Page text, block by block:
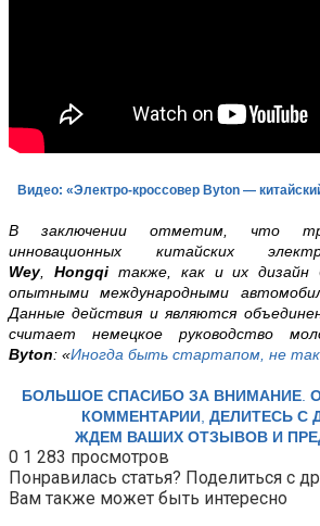
Видео: «Электро-кроссовер Byton —
В заключении отметим, что
инновационных китайских
Wey, Hongqi также, как и их дизайн
опытными международными
Данные действия и являются
считает немецкое руководство
Byton: «Иногда быть стартапом, не так
БОЛЬШОЕ СПАСИБО ЗА ВНИМАНИЕ
КОММЕНТАРИИ, ДЕЛИТЕСЬ С
ЖДЕМ ВАШИХ ОТЗЫВОВ И
0 1 283 просмотров
Понравилась статья? Поделиться с
Вам также может быть интересно